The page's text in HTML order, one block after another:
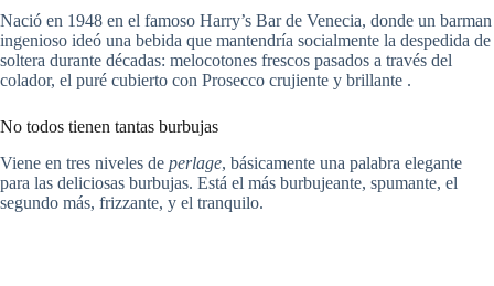
Nació en 1948 en el famoso Harry’s Bar de Venecia, donde un barman
ingenioso ideó una bebida que mantendría socialmente la despedida de
soltera durante décadas: melocotones frescos pasados a través del
colador, el puré cubierto con Prosecco crujiente y brillante .
No todos tienen tantas burbujas
Viene en tres niveles de perlage, básicamente una palabra elegante
para las deliciosas burbujas. Está el más burbujeante, spumante, el
segundo más, frizzante, y el tranquilo.